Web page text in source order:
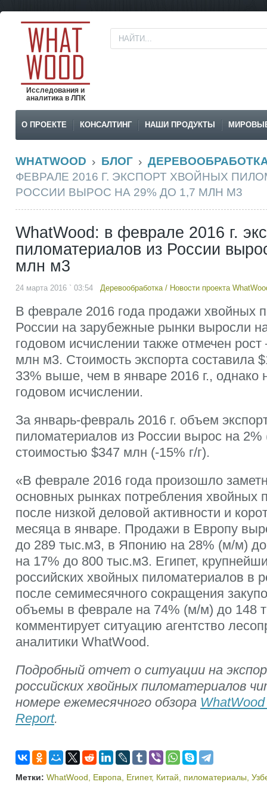
Исследования и
аналитика в ЛПК
О ПРОЕКТЕ КОНСАЛТИНГ НАШИ ПРОДУКТЫ
WHATWOOD БЛОГ
ФЕВРАЛЕ 2016 Г. ЭКСПОРТ ХВОЙНЫХ
РОССИИ ВЫРОС НА 29% ДО 1,7 МЛН М3
WhatWood: в феврале 2016 г.
пиломатериалов из России
млн м3
24 марта 2016 ` 03:54 Деревообработка/ Новости проекта
В феврале 2016 года продажи хвойных
России на зарубежные рынки выросли
годовом исчислении также отмечен
млн м3. Стоимость экспорта составила
33% выше, чем в январе 2016 г., однако
годовом исчислении.
За январь-февраль 2016 г. объем
пиломатериалов из России вырос на 2%
стоимостью $347 млн (-15% г/г).
«В феврале 2016 года произошло
основных рынках потребления хвойных
после низкой деловой активности и
месяца в январе. Продажи в Европу
до 289 тыс.м3, в Японию на 28% (м/м)
на 17% до 800 тыс.м3. Египет,
российских хвойных пиломатериалов в
после семимесячного сокращения
объемы в феврале на 74% (м/м) до 148
комментирует ситуацию агентство
аналитики WhatWood.
Подробный отчет о ситуации на
российских хвойных пиломатериалов
номере ежемесячного обзора
Report.
Метки: WhatWood Европа Египет, Китай пиломатериалы